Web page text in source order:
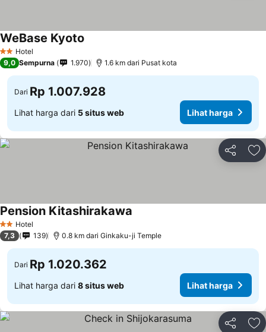
2 Bintang
Hotel
WeBase Kyoto
9,0 Sempurna 1.970 1.6 km dari Pusat kota
Dari Rp 1.007.928
Lihat harga dari 5 situs web Lihat harga
Bagikan
2 Bintang
Hotel
Pension Kitashirakawa
7,3 139 0.8 km dari Ginkaku-ji Temple
Dari Rp 1.020.362
Lihat harga dari 8 situs web Lihat harga
Bagikan